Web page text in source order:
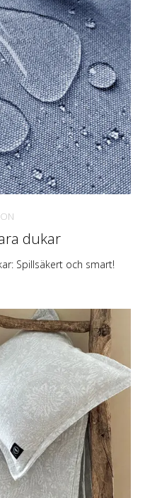
dukar
Spillsäkert och smart!